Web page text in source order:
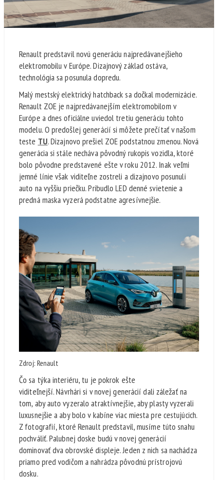
Renault predstavil novú generáciu najpredávanejšieho
elektromobilu v Európe. Dizajnový základ ostáva,
technológia sa posunula dopredu.
Malý mestský elektrický hatchback sa dočkal modernizácie.
Renault ZOE je najpredávanejším elektromobilom v
Európe a dnes oficiálne uviedol tretiu generáciu tohto
modelu. O predošlej generácií si môžete prečítať v našom
teste TU. Dizajnovo prešiel ZOE podstatnou zmenou. Nová
generácia si stále necháva pôvodný rukopis vozidla, ktoré
bolo pôvodne predstavené ešte v roku 2012. Inak veľmi
jemné línie však viditeľne zostreli a dizajnovo posunuli
auto na vyššiu priečku. Pribudlo LED denné svietenie a
predná maska vyzerá podstatne agresívnejšie.
Zdroj: Renault
Čo sa týka interiéru, tu je pokrok ešte
viditeľnejší. Návrhári si v novej generácií dali záležať na
tom, aby auto vyzeralo atraktívnejšie, aby plasty vyzerali
luxusnejšie a aby bolo v kabíne viac miesta pre cestujúcich.
Z fotografií, ktoré Renault predstavil, musíme túto snahu
pochváliť. Palubnej doske budú v novej generácií
dominovať dva obrovské displeje. Jeden z nich sa nachádza
priamo pred vodičom a nahrádza pôvodnú prístrojovú
dosku.